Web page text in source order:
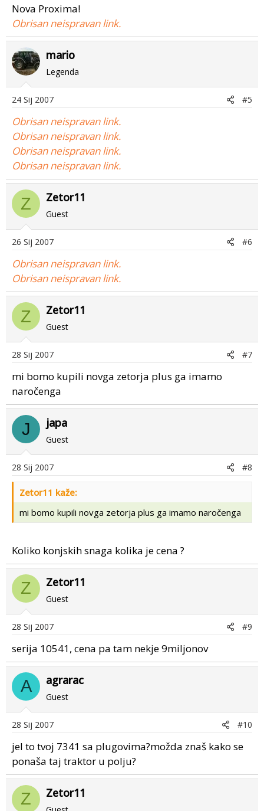
Nova Proxima!
Obrisan neispravan link.
mario
Legenda
24 Sij 2007 #5
Obrisan neispravan link.
Obrisan neispravan link.
Obrisan neispravan link.
Obrisan neispravan link.
Z Zetor11
Guest
26 Sij 2007 #6
Obrisan neispravan link.
Obrisan neispravan link.
Z Zetor11
Guest
28 Sij 2007 #7
mi bomo kupili novga zetorja plus ga imamo
naročenga
J japa
Guest
28 Sij 2007 #8
Zetor11 kaže:
mi bomo kupili novga zetorja plus ga imamo naročenga
Koliko konjskih snaga kolika je cena ?
Z Zetor11
Guest
28 Sij 2007 #9
serija 10541, cena pa tam nekje 9miljonov
A agrarac
Guest
28 Sij 2007 #10
jel to tvoj 7341 sa plugovima?možda znaš kako se
ponaša taj traktor u polju?
Z Zetor11